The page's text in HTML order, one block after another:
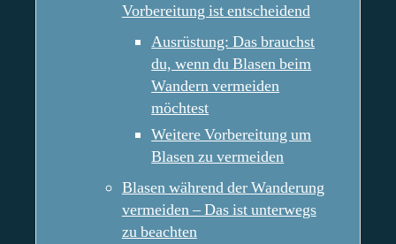
Vorbereitung ist entscheidend
Ausrüstung: Das brauchst
du, wenn du Blasen beim
Wandern vermeiden
möchtest
Weitere Vorbereitung um
Blasen zu vermeiden
Blasen während der Wanderung
vermeiden – Das ist unterwegs
zu beachten